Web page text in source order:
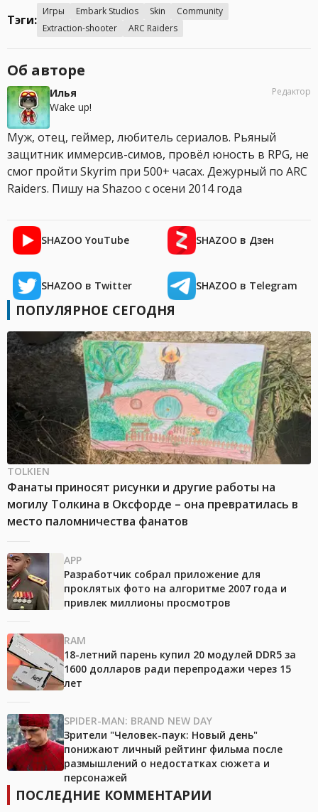
Тэги:
Игры Embark Studios Skin
Community
Extraction-shooter
ARC Raiders
Об авторе
Илья
Wake up!
Редактор
Муж, отец, геймер, любитель сериалов. Рьяный
защитник иммерсив-симов, провёл юность в RPG, не
смог пройти Skyrim при 500+ часах. Дежурный по ARC
Raiders. Пишу на Shazoo с осени 2014 года
SHAZOO YouTube SHAZOO в Дзен
SHAZOO в Twitter SHAZOO в Telegram
ПОПУЛЯРНОЕ СЕГОДНЯ
TOLKIEN
Фанаты приносят рисунки и другие работы на
могилу Толкина в Оксфорде – она превратилась в
место паломничества фанатов
APP
Разработчик собрал приложение для
проклятых фото на алгоритме 2007 года и
привлек миллионы просмотров
RAM
18-летний парень купил 20 модулей DDR5 за
1600 долларов ради перепродажи через 15
лет
SPIDER-MAN: BRAND NEW DAY
Зрители "Человек-паук: Новый день"
понижают личный рейтинг фильма после
размышлений о недостатках сюжета и
персонажей
ПОСЛЕДНИЕ КОММЕНТАРИИ